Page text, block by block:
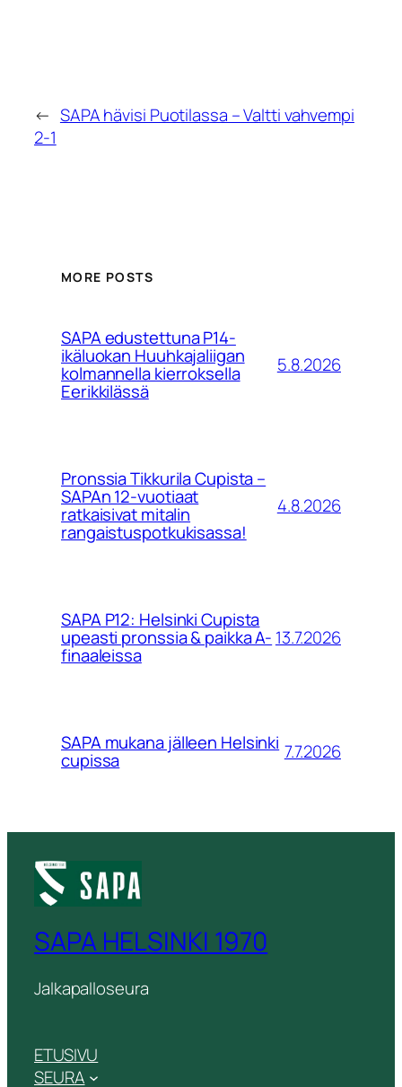
← SAPA hävisi Puotilassa – Valtti vahvempi
2-1
MORE POSTS
SAPA edustettuna P14-
ikäluokan Huuhkajaliigan
kolmannella kierroksella
Eerikkilässä
5.8.2026
Pronssia Tikkurila Cupista –
SAPAn 12-vuotiaat
ratkaisivat mitalin
rangaistuspotkukisassa!
4.8.2026
SAPA P12: Helsinki Cupista
upeasti pronssia & paikka A-
finaaleissa
13.7.2026
SAPA mukana jälleen Helsinki
cupissa 7.7.2026
SAPA HELSINKI 1970
Jalkapalloseura
ETUSIVU
SEURA